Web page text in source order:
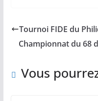
e
b
o
o
d
n
l
Tournoi FIDE du
Championnat du 68
Vous